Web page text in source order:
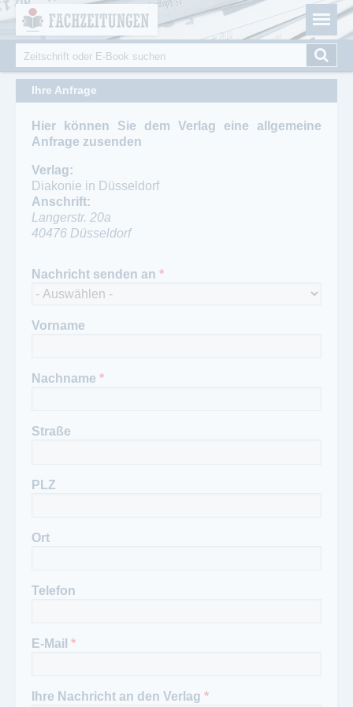
Fachzeitungen.de - Das unabhängige Portal für
Fachmagazine Fachpublikationen & eBooks
Suchformular
Suche
Ihre Anfrage
Hier können Sie dem Verlag eine allgemeine
Anfrage zusenden
Verlag:
Diakonie in Düsseldorf
Anschrift:
Langerstr. 20a
40476 Düsseldorf
0211/ 7353290
Fax:
Nachricht senden an *
Vorname
Nachname *
Straße
PLZ
Ort
Telefon
E-Mail *
Ihre Nachricht an den Verlag *
Cookie-Einstellungen